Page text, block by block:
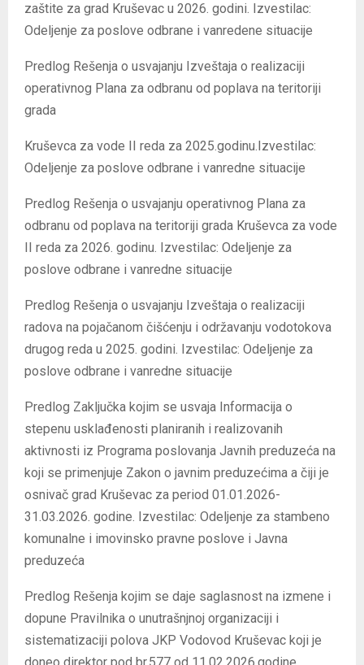
zaštite za grad Kruševac u 2026. godini. Izvestilac:
Odeljenje za poslove odbrane i vanredene situacije
Predlog Rešenja o usvajanju Izveštaja o realizaciji
operativnog Plana za odbranu od poplava na teritoriji
grada
Kruševca za vode II reda za 2025.godinu.Izvestilac:
Odeljenje za poslove odbrane i vanredne situacije
Predlog Rešenja o usvajanju operativnog Plana za
odbranu od poplava na teritoriji grada Kruševca za vode
II reda za 2026. godinu. Izvestilac: Odeljenje za
poslove odbrane i vanredne situacije
Predlog Rešenja o usvajanju Izveštaja o realizaciji
radova na pojačanom čišćenju i održavanju vodotokova
drugog reda u 2025. godini. Izvestilac: Odeljenje za
poslove odbrane i vanredne situacije
Predlog Zaključka kojim se usvaja Informacija o
stepenu usklađenosti planiranih i realizovanih
aktivnosti iz Programa poslovanja Javnih preduzeća na
koji se primenjuje Zakon o javnim preduzećima a čiji je
osnivač grad Kruševac za period 01.01.2026-
31.03.2026. godine. Izvestilac: Odeljenje za stambeno
komunalne i imovinsko pravne poslove i Javna
preduzeća
Predlog Rešenja kojim se daje saglasnost na izmene i
dopune Pravilnika o unutrašnjnoj organizaciji i
sistematizaciji polova JKP Vodovod Kruševac koji je